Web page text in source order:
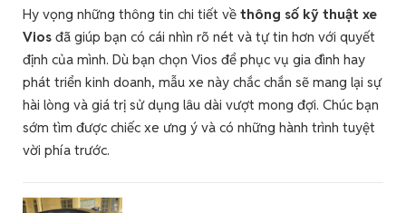
Hy vọng những thông tin chi tiết về thông số kỹ thuật xe
Vios đã giúp bạn có cái nhìn rõ nét và tự tin hơn với quyết
định của mình. Dù bạn chọn Vios để phục vụ gia đình hay
phát triển kinh doanh, mẫu xe này chắc chắn sẽ mang lại sự
hài lòng và giá trị sử dụng lâu dài vượt mong đợi. Chúc bạn
sớm tìm được chiếc xe ưng ý và có những hành trình tuyệt
vời phía trước.